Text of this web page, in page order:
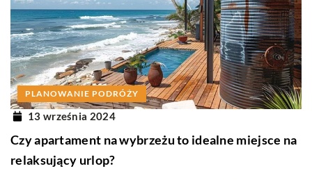
PLANOWANIE PODRÓŻY
13 września 2024
Czy apartament na wybrzeżu to idealne miejsce na
relaksujący urlop?